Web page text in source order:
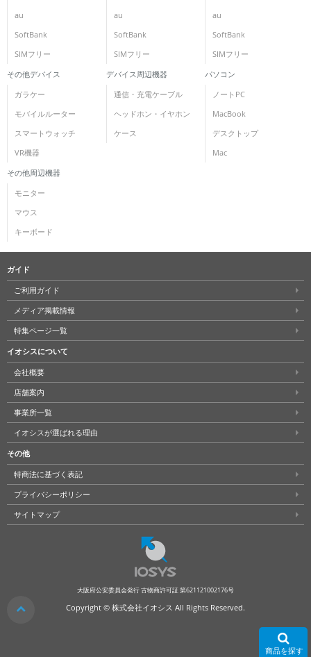
au
SoftBank
SIMフリー
au
SoftBank
SIMフリー
au
SoftBank
SIMフリー
その他デバイス
ガラケー
モバイルルーター
スマートウォッチ
VR機器
デバイス周辺機器
通信・充電ケーブル
ヘッドホン・イヤホン
ケース
パソコン
ノートPC
MacBook
デスクトップ
Mac
その他周辺機器
モニター
マウス
キーボード
ガイド
ご利用ガイド
メディア掲載情報
特集ページ一覧
イオシスについて
会社概要
店舗案内
事業所一覧
イオシスが選ばれる理由
その他
特商法に基づく表記
プライバシーポリシー
サイトマップ
大阪府公安委員会発行 古物商許可証 第621121002176号
Copyright © 株式会社イオシス All Rights Reserved. クリア
商品を探す